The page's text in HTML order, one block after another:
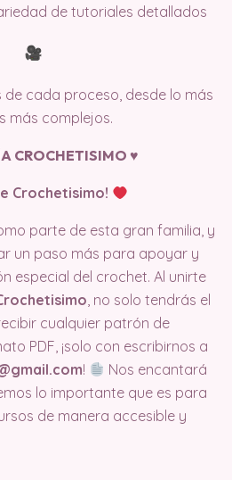
de tutoriales detallados
cada proceso, desde lo más
más complejos.
CROCHETISIMO ♥️
Crochetisimo!
parte de esta gran familia, y
un paso más para apoyar y
especial del crochet. Al unirte
, no solo tendrás el
cualquier patrón de
PDF, ¡solo con escribirnos a
!
Nos encantará
lo importante que es para
de manera accesible y